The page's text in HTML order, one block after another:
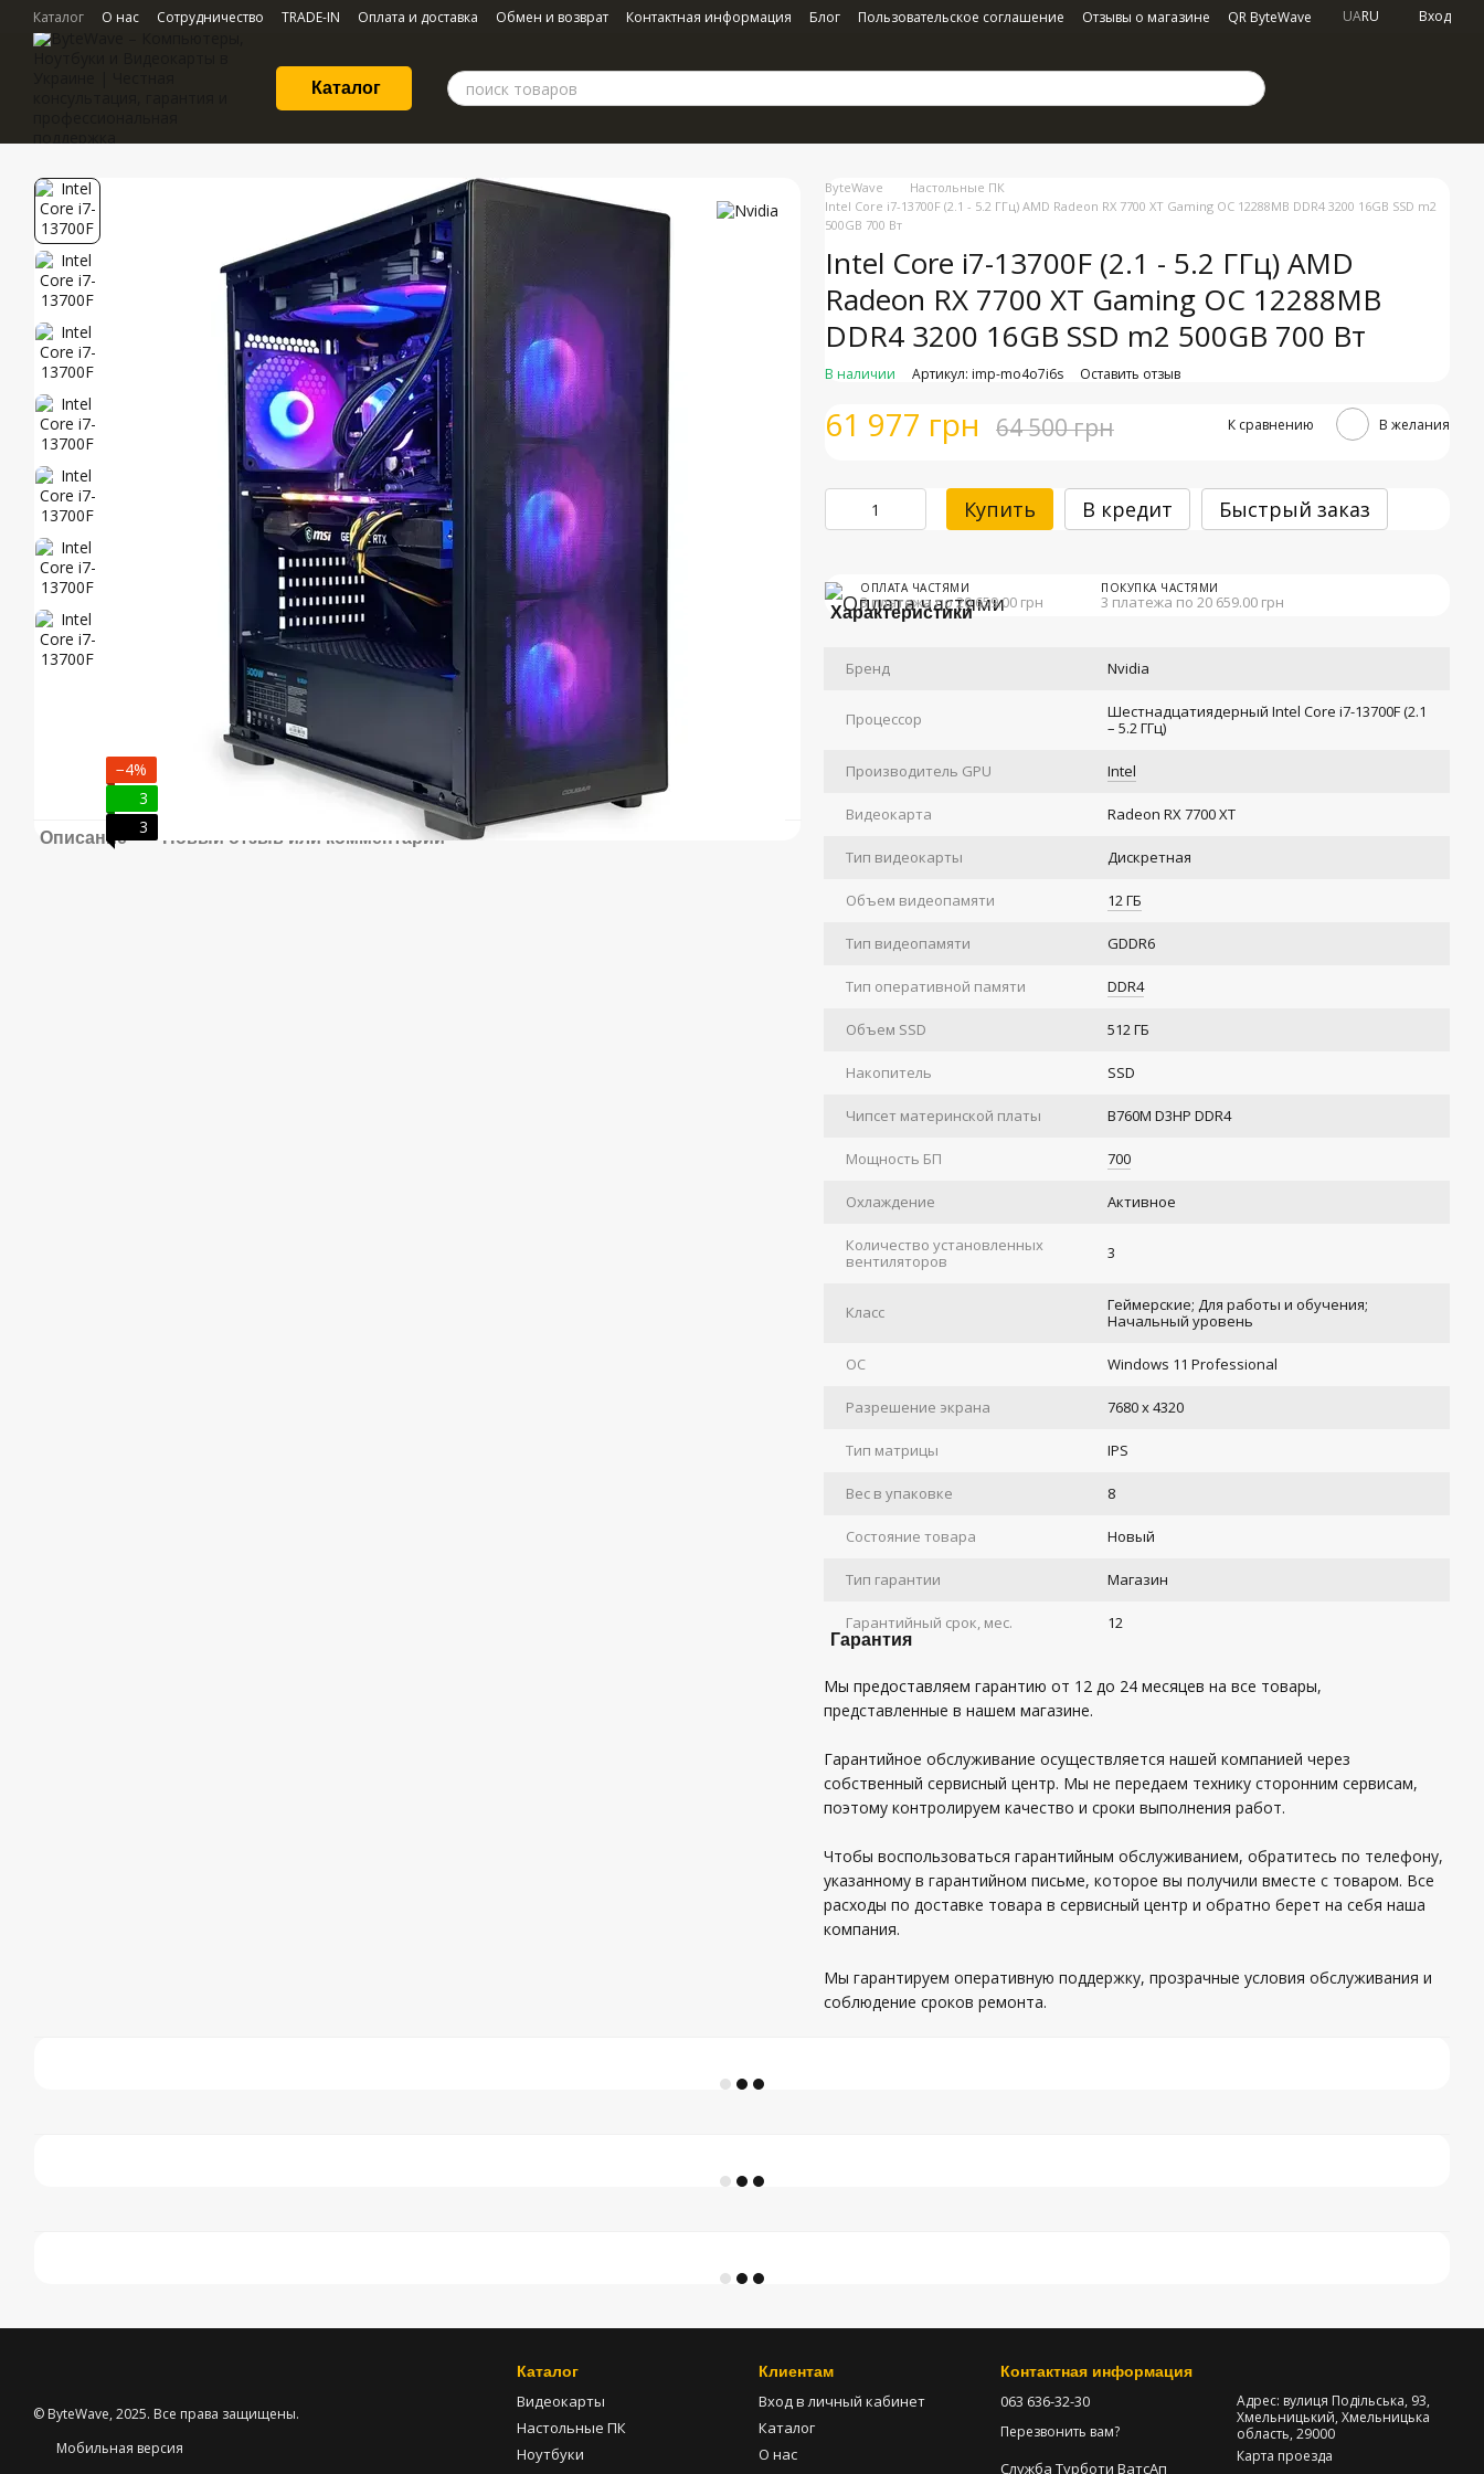
Перейти к основному контенту
Каталог О нас Сотрудничество TRADE-IN Оплата и доставка Обмен и возврат Контактная информация Блог Пользовательское соглашение Отзывы о магазине QR ByteWave UARU Вход
Каталог
−4%
3
3
Описание Новый отзыв или комментарий
ByteWave
Настольные ПК
Intel Core i7-13700F (2.1 - 5.2 ГГц) AMD Radeon RX 7700 XT Gaming OC 12288MB DDR4 3200 16GB SSD m2
500GB 700 Вт
Intel Core i7-13700F (2.1 - 5.2 ГГц) AMD
Radeon RX 7700 XT Gaming OC 12288MB
DDR4 3200 16GB SSD m2 500GB 700 Вт
В наличии Артикул: imp-mo4o7i6s Оставить отзыв
61 977 грн 64 500 грн К сравнению В желания
Купить В кредит Быстрый заказ
ОПЛАТА ЧАСТЯМИ
3 платежа по 20 659.00 грн
ПОКУПКА ЧАСТЯМИ
3 платежа по 20 659.00 грн
Характеристики
Бренд Nvidia
Процессор
Шестнадцатиядерный Intel Core i7-13700F (2.1
– 5.2 ГГц)
Производитель GPU Intel
Видеокарта Radeon RX 7700 XT
Тип видеокарты Дискретная
Объем видеопамяти 12 ГБ
Тип видеопамяти GDDR6
Тип оперативной памяти DDR4
Объем SSD 512 ГБ
Накопитель SSD
Чипсет материнской платы B760M D3HP DDR4
Мощность БП 700
Охлаждение Активное
Количество установленных
вентиляторов
3
Класс
Геймерские; Для работы и обучения;
Начальный уровень
ОС Windows 11 Professional
Разрешение экрана 7680 x 4320
Тип матрицы IPS
Вес в упаковке 8
Состояние товара Новый
Тип гарантии Магазин
Гарантийный срок, мес. 12
Гарантия
Мы предоставляем гарантию от 12 до 24 месяцев на все товары,
представленные в нашем магазине.
Гарантийное обслуживание осуществляется нашей компанией через
собственный сервисный центр. Мы не передаем технику сторонним сервисам,
поэтому контролируем качество и сроки выполнения работ.
Чтобы воспользоваться гарантийным обслуживанием, обратитесь по телефону,
указанному в гарантийном письме, которое вы получили вместе с товаром. Все
расходы по доставке товара в сервисный центр и обратно берет на себя наша
компания.
Мы гарантируем оперативную поддержку, прозрачные условия обслуживания и
соблюдение сроков ремонта.
© ByteWave, 2025. Все права защищены.
Мобильная версия
Каталог
Видеокарты
Настольные ПК
Ноутбуки
Клиентам
Вход в личный кабинет
Каталог
О нас
Контактная информация
063 636-32-30
Перезвонить вам?
Служба Турботи ВатсАп
Адрес: вулиця Подільська, 93,
Хмельницький, Хмельницька
область, 29000
Карта проезда